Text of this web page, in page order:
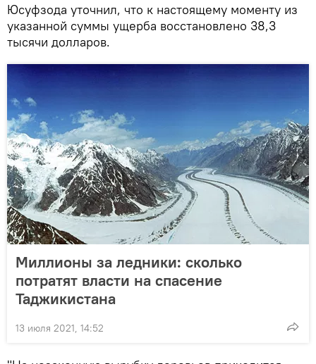
Юсуфзода уточнил, что к настоящему моменту из
указанной суммы ущерба восстановлено 38,3
тысячи долларов.
Миллионы за ледники: сколько
потратят власти на спасение
Таджикистана
13 июля 2021, 14:52